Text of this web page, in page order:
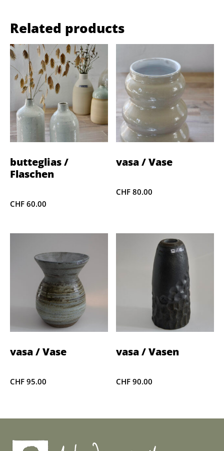
Related products
butteglias /
Flaschen
CHF 60.00
vasa / Vase
CHF 80.00
vasa / Vase
CHF 95.00
vasa / Vasen
CHF 90.00